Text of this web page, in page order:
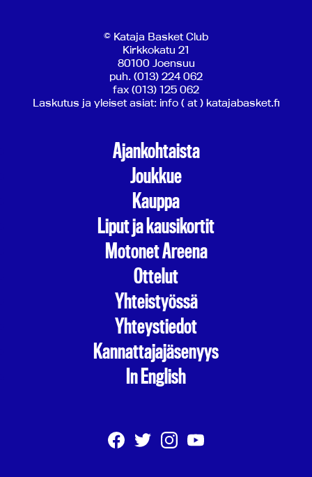
© Kataja Basket Club
Kirkkokatu 21
80100 Joensuu
puh. (013) 224 062
fax (013) 125 062
Laskutus ja yleiset asiat: info ( at ) katajabasket.fi
Ajankohtaista
Joukkue
Kauppa
Liput ja kausikortit
Motonet Areena
Ottelut
Yhteistyössä
Yhteystiedot
Kannattajajäsenyys
In English